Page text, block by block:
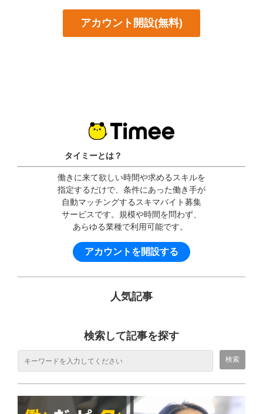
アカウント開設(無料)
タイミーとは？
働きに来て欲しい時間や求めるスキルを
指定するだけで、条件にあった働き手が
自動マッチングするスキマバイト募集
サービスです。規模や時間を問わず、
あらゆる業種で利用可能です。
アカウントを開設する
人気記事
検索して記事を探す